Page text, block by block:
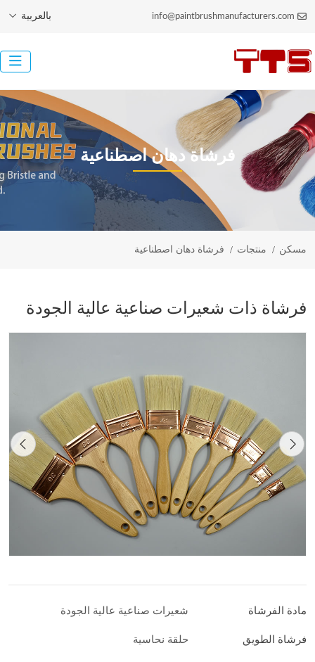
info@paintbrushmanufacturers.com بالعربية
فرشاة دهان اصطناعية
مسكن منتجات فرشاة دهان اصطناعية
فرشاة ذات شعيرات صناعية عالية الجودة
مادة الفرشاة شعيرات صناعية عالية الجودة
فرشاة الطويق حلقة نحاسية